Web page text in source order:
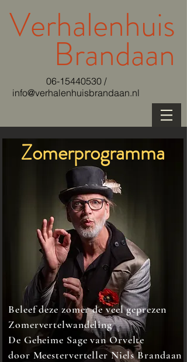
Verhalenhuis
Brandaan
06-15440530/
info@verhalenhuisbrandaan.nl
Zomerprogramma
Beleef deze zomer de veel geprezen
Zomervertelwandeling
De Geheime Sage van Orvelte
door Meesterverteller Niels Brandaan